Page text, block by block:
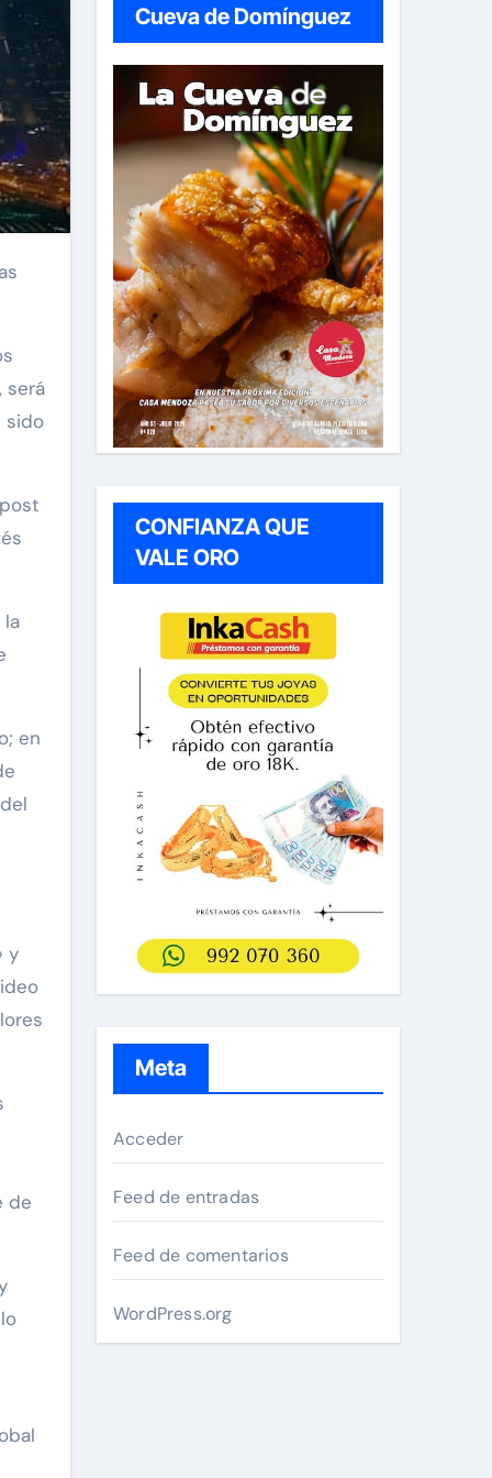
será
sido
la
en
y
de
Cueva de Domínguez
CONFIANZA QUE
VALE ORO
Meta
Acceder
Feed de entradas
Feed de comentarios
WordPress.org